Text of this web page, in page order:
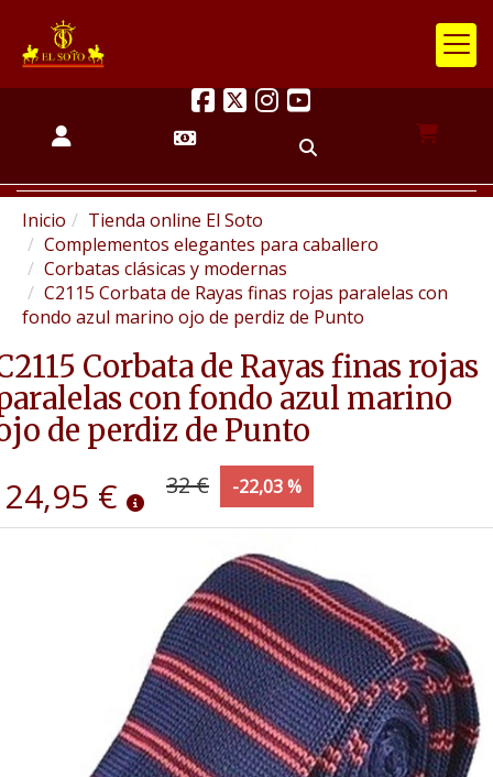
Inicio
Tienda online El Soto
Complementos elegantes para caballero
Corbatas clásicas y modernas
C2115 Corbata de Rayas finas rojas paralelas con
fondo azul marino ojo de perdiz de Punto
Corbata de Rayas finas rojas
con fondo azul marino
de perdiz de Punto
24,95 € 32 € -22,03 %